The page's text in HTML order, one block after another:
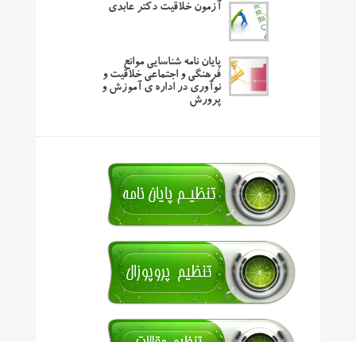
آزمون خلاقیت دکتر عابدی
پایان نامه شناسایی موانع
فرهنگی و اجتماعی خلاقیت و
نوآوری در اداره ی آموزش و
پرورش